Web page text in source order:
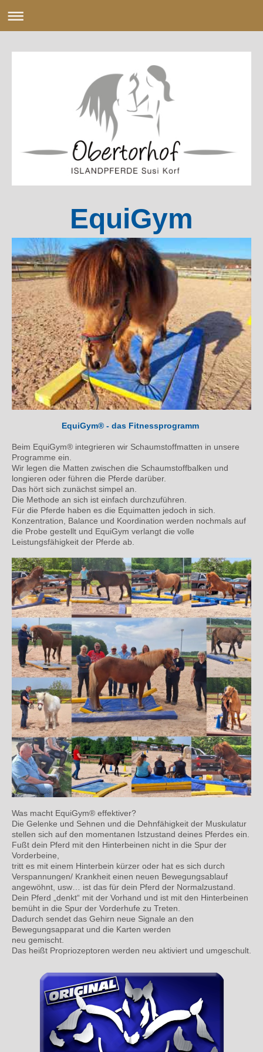
EquiGym
EquiGym® - das Fitnessprogramm
Beim EquiGym® integrieren wir Schaumstoffmatten in unsere
Programme ein.
Wir legen die Matten zwischen die Schaumstoffbalken und
longieren oder führen die Pferde darüber.
Das hört sich zunächst simpel an.
Die Methode an sich ist einfach durchzuführen.
Für die Pferde haben es die Equimatten jedoch in sich.
Konzentration, Balance und Koordination werden nochmals auf
die Probe gestellt und EquiGym verlangt die volle
Leistungsfähigkeit der Pferde ab.
Was macht EquiGym® effektiver?
Die Gelenke und Sehnen und die Dehnfähigkeit der Muskulatur
stellen sich auf den momentanen Istzustand deines Pferdes ein.
Fußt dein Pferd mit den Hinterbeinen nicht in die Spur der
Vorderbeine,
tritt es mit einem Hinterbein kürzer oder hat es sich durch
Verspannungen/ Krankheit einen neuen Bewegungsablauf
angewöhnt, usw… ist das für dein Pferd der Normalzustand.
Dein Pferd „denkt“ mit der Vorhand und ist mit den Hinterbeinen
bemüht in die Spur der Vorderhufe zu Treten.
Dadurch sendet das Gehirn neue Signale an den
Bewegungsapparat und die Karten werden
neu gemischt.
Das heißt Propriozeptoren werden neu aktiviert und umgeschult.